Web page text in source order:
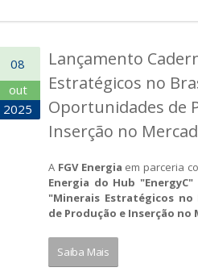
08
out
2025
Lançamento
Estratégicos no
Oportunidades de
Inserção no
A FGV Energia em parceria
Energia do Hub "EnergyC"
"Minerais Estratégicos
de Produção e Inserção no
Saiba Mais